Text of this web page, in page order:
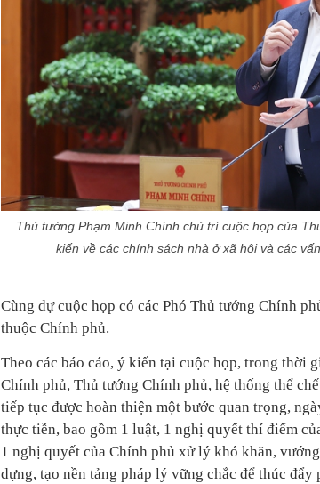
Thủ tướng Phạm Minh Chính chủ trì cuộc họp của
kiến về các chính sách nhà ở xã hội và các
Cùng dự cuộc họp có các Phó Thủ tướng Chính
thuộc Chính phủ.
Theo các báo cáo, ý kiến tại cuộc họp, trong thời
Chính phủ, Thủ tướng Chính phủ, hệ thống thể
tiếp tục được hoàn thiện một bước quan trọng,
thực tiễn, bao gồm 1 luật, 1 nghị quyết thí điểm
1 nghị quyết của Chính phủ xử lý khó khăn,
dựng, tạo nền tảng pháp lý vững chắc để thúc